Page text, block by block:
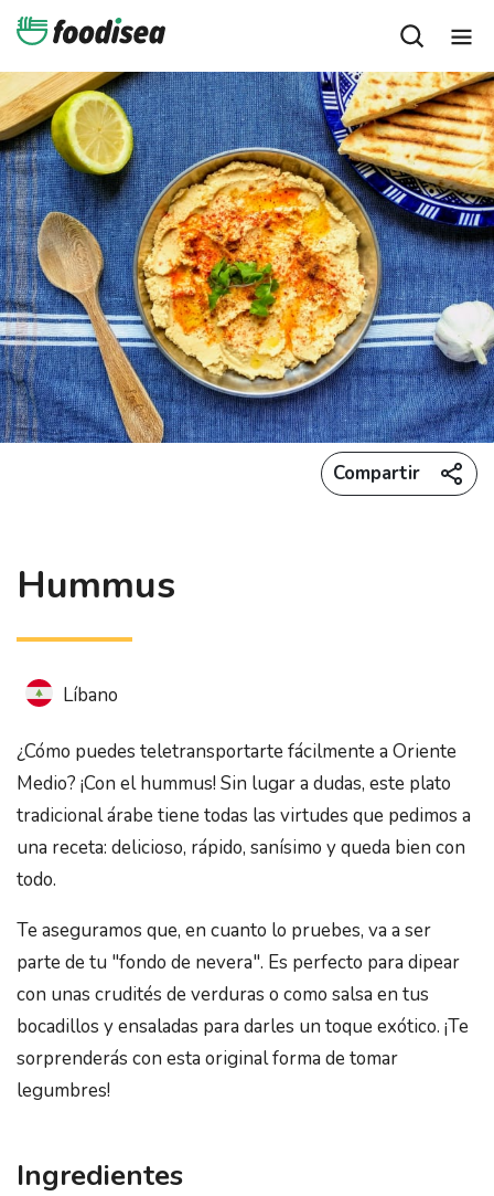
Compartir
Hummus
Líbano
¿Cómo puedes teletransportarte fácilmente a Oriente
Medio? ¡Con el hummus! Sin lugar a dudas, este plato
tradicional árabe tiene todas las virtudes que pedimos a
una receta: delicioso, rápido, sanísimo y queda bien con
todo.
Te aseguramos que, en cuanto lo pruebes, va a ser
parte de tu "fondo de nevera". Es perfecto para dipear
con unas crudités de verduras o como salsa en tus
bocadillos y ensaladas para darles un toque exótico. ¡Te
sorprenderás con esta original forma de tomar
legumbres!
Ingredientes